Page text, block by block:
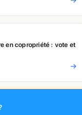
en copropriété : vote et
→